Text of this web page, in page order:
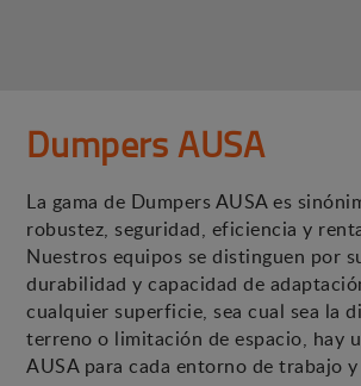
Dumpers AUSA
La gama de Dumpers AUSA es
robustez, seguridad, eficiencia y
Nuestros equipos se distinguen por
durabilidad y capacidad de
cualquier superficie, sea cual sea la
terreno o limitación de espacio, hay
AUSA para cada entorno de trabajo